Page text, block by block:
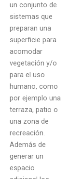
un conjunto de
sistemas que
preparan una
superficie para
acomodar
vegetación y/o
para el uso
humano, como
por ejemplo una
terraza, patio o
una zona de
recreación.
Además de
generar un
espacio